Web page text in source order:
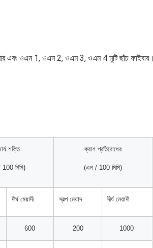
এবং ওএম 1, ওএম 2, ওএম 3, ওএম 4 মুটি ছাঁচ ফাইবার।
শক্তি
মিমি)
ক্রাশ প্রতিরোধের
(এন / 100 মিমি)
দীর্ঘ মেয়াদী স্বল্প মেয়াদ দীর্ঘ মেয়াদী
600 200 1000